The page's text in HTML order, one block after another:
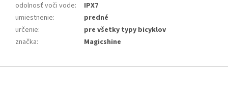
odolnosť voči vode:
IPX7
umiestnenie:
predné
určenie:
pre všetky typy bicyklov
značka: Magicshine